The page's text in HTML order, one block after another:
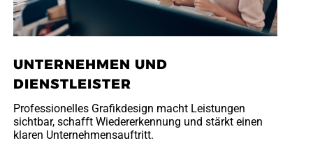
UNTERNEHMEN UND
DIENSTLEISTER
Professionelles Grafikdesign macht Leistungen
sichtbar, schafft Wiedererkennung und stärkt einen
klaren Unternehmensauftritt.